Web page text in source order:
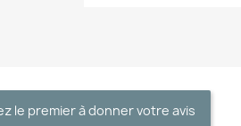
le premier à donner votre avis